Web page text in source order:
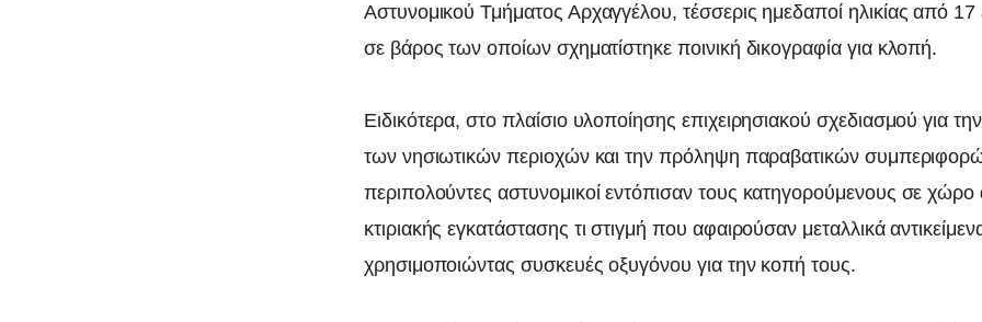
Αστυνομικού Τμήματος Αρχαγγέλου, τέσσερις ημεδαποί ηλικίας από
σε βάρος των οποίων σχηματίστηκε ποινική δικογραφία για κλοπή.
Ειδικότερα, στο πλαίσιο υλοποίησης επιχειρησιακού σχεδιασμού για
των νησιωτικών περιοχών και την πρόληψη παραβατικών
περιπολούντες αστυνομικοί εντόπισαν τους κατηγορούμενους σε χώρο
κτιριακής εγκατάστασης τι στιγμή που αφαιρούσαν μεταλλικά
χρησιμοποιώντας συσκευές οξυγόνου για την κοπή τους.